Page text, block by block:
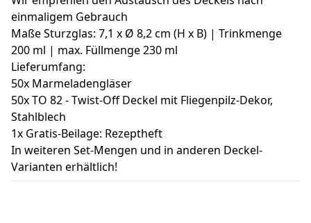
einmaligem Gebrauch
Maße Sturzglas: 7,1 x Ø 8,2 cm (H x B) | Trinkmenge
200 ml | max. Füllmenge 230 ml
Lieferumfang:
50x Marmeladengläser
50x TO 82 - Twist-Off Deckel mit Fliegenpilz-Dekor,
Stahlblech
1x Gratis-Beilage: Rezeptheft
In weiteren Set-Mengen und in anderen Deckel-
Varianten erhältlich!